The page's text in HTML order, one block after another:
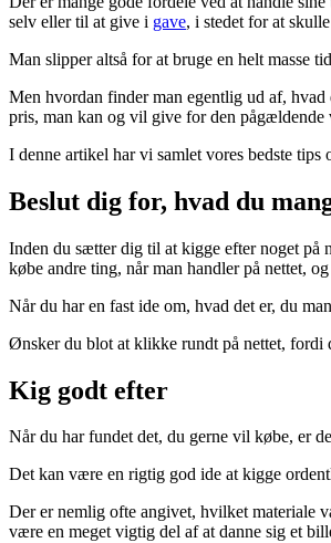
selv eller til at give i gave, i stedet for at
Man slipper altså for at bruge en helt masse
Men hvordan finder man egentlig ud af,
pris, man kan og vil give for den pågældende
I denne artikel har vi samlet vores bedste tips
Beslut dig for, hvad du
Inden du sætter dig til at kigge efter noget på
købe andre ting, når man handler på nettet,
Når du har en fast ide om, hvad det er, du
Ønsker du blot at klikke rundt på nettet, fordi
Kig godt efter
Når du har fundet det, du gerne vil købe, er
Det kan være en rigtig god ide at kigge
Der er nemlig ofte angivet, hvilket materiale
være en meget vigtig del af at danne sig et